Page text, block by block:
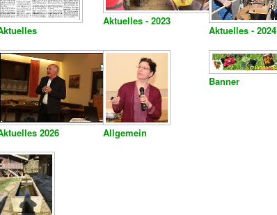
Aktuelles - 2023
Aktuelles - 2024
2026 Allgemein
Banner